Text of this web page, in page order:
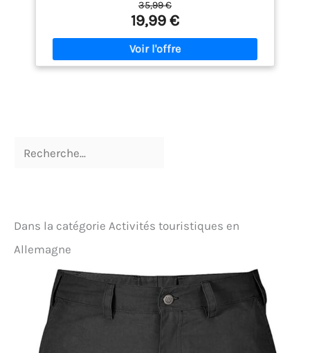
mmH₂O. La fermeture éclair principale et les
fermetures éclair des poches sont imperméables,
ce qui la rend adaptée à la plupart des jours de
pluie. 【Veste de pluie respirante pour femme】Le
tissu imperméable de la veste de pluie est
rangement, elle se glisse facilement dans un sac à
pluie de pénétrer ; fermetures Velcro et poignets
élastiques pour empêcher la pluie de s'infiltrer ;
cordon élastique intégré à l'ourlet pour plus de
l'humidité. 【Conception pratique des vestes de
pluie】La veste imperméable est dotée de deux
poches extérieures zippées imperméables et d'une
poche intérieure spacieuse, vous permettant de
35,99 €
19,99 €
Dans la catégorie Activités touristiques en
Allemagne